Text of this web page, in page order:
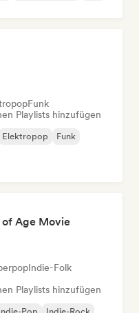
Funk
Playlists hinzufügen
Elektropop
Funk
of Age Movie
Indie-Folk
Playlists hinzufügen